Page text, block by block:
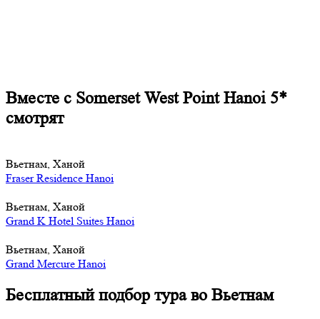
Вместе с Somerset West Point Hanoi 5*
смотрят
Вьетнам, Ханой
Fraser Residence Hanoi
Вьетнам, Ханой
Grand K Hotel Suites Hanoi
Вьетнам, Ханой
Grand Mercure Hanoi
Бесплатный подбор тура во Вьетнам